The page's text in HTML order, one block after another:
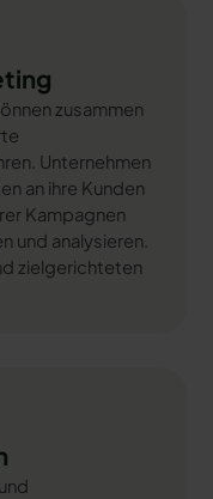
zusammen
Unternehmen
an ihre Kunden
Kampagnen
und analysieren.
zielgerichteten